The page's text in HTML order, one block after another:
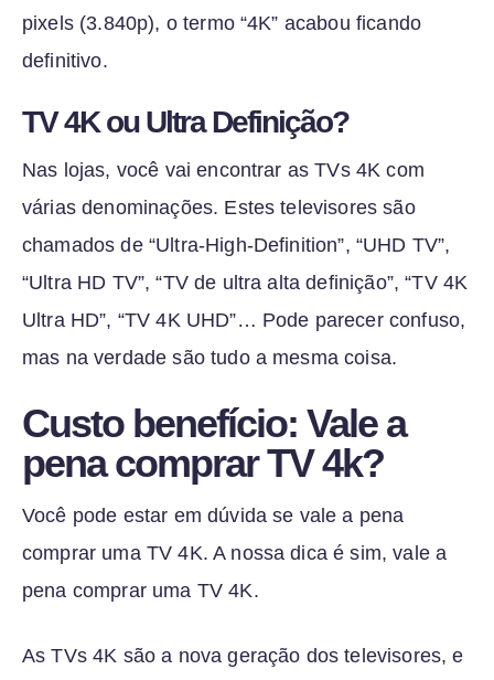
pixels (3.840p), o termo “4K” acabou ficando
definitivo.
TV 4K ou Ultra Definição?
Nas lojas, você vai encontrar as TVs 4K com
várias denominações. Estes televisores são
chamados de “Ultra-High-Definition”, “UHD TV”,
“Ultra HD TV”, “TV de ultra alta definição”, “TV 4K
Ultra HD”, “TV 4K UHD”… Pode parecer confuso,
mas na verdade são tudo a mesma coisa.
Custo benefício: Vale a
pena comprar TV 4k?
Você pode estar em dúvida se vale a pena
comprar uma TV 4K. A nossa dica é sim, vale a
pena comprar uma TV 4K.
As TVs 4K são a nova geração dos televisores, e